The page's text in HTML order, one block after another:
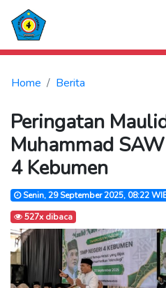
Home Berita
Peringatan
Muhammad
4 Kebumen
Senin, 29 September 2025, 08:22
527x dibaca